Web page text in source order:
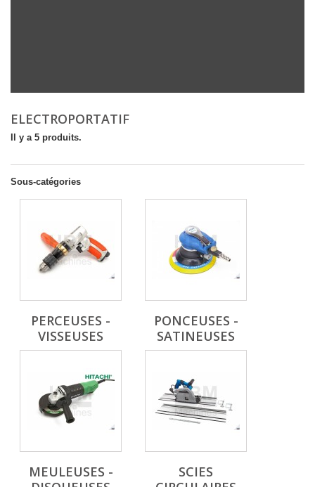
ELECTROPORTATIF
Il y a 5 produits.
Sous-catégories
PERCEUSES -
VISSEUSES
PONCEUSES -
SATINEUSES
MEULEUSES -
SCIES